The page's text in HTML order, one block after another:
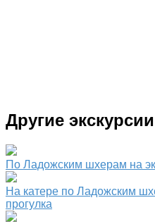
Другие
По Ладожским шхерам на
На катере по Ладожским
прогулка